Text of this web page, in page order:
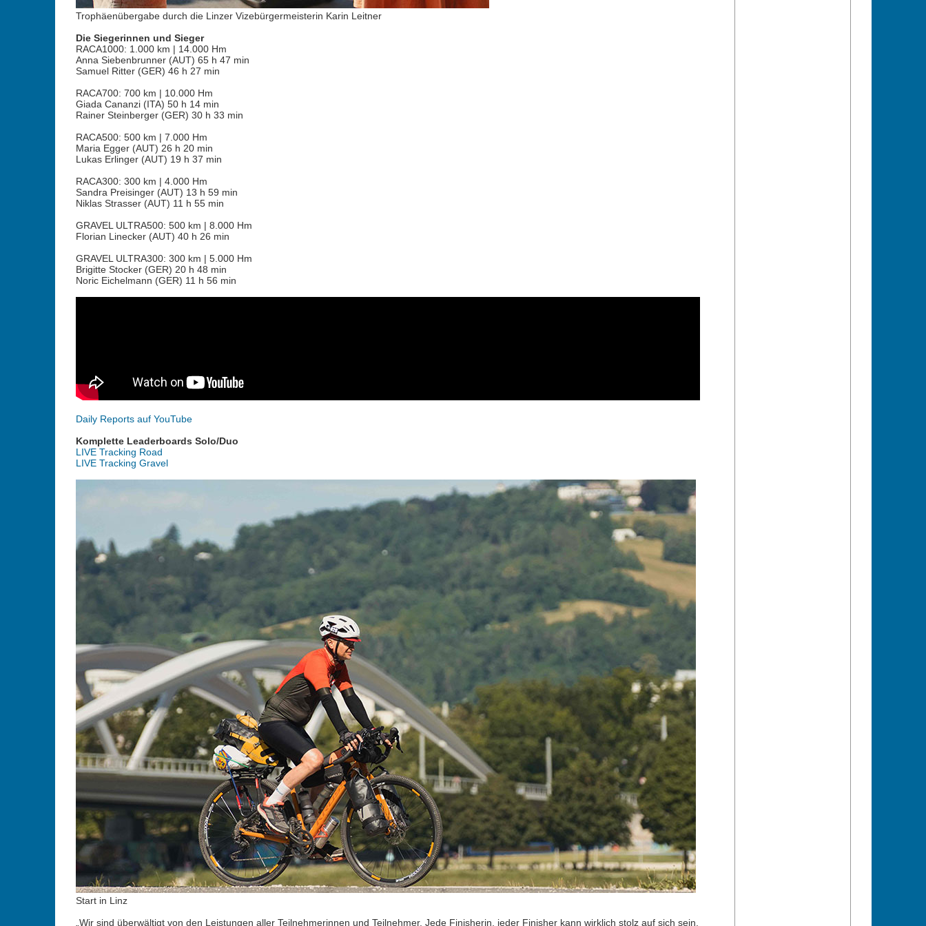
Trophäenübergabe durch die Linzer Vizebürgermeisterin Karin Leitner
Die Siegerinnen und Sieger
RACA1000: 1.000 km | 14.000 Hm
Anna Siebenbrunner (AUT) 65 h 47 min
Samuel Ritter (GER) 46 h 27 min
RACA700: 700 km | 10.000 Hm
Giada Cananzi (ITA) 50 h 14 min
Rainer Steinberger (GER) 30 h 33 min
RACA500: 500 km | 7.000 Hm
Maria Egger (AUT) 26 h 20 min
Lukas Erlinger (AUT) 19 h 37 min
RACA300: 300 km | 4.000 Hm
Sandra Preisinger (AUT) 13 h 59 min
Niklas Strasser (AUT) 11 h 55 min
GRAVEL ULTRA500: 500 km | 8.000 Hm
Florian Linecker (AUT) 40 h 26 min
GRAVEL ULTRA300: 300 km | 5.000 Hm
Brigitte Stocker (GER) 20 h 48 min
Noric Eichelmann (GER) 11 h 56 min
Daily Reports auf YouTube
Komplette Leaderboards Solo/Duo
LIVE Tracking Road
LIVE Tracking Gravel
Start in Linz
„Wir sind überwältigt von den Leistungen aller Teilnehmerinnen und Teilnehmer. Jede Finisherin, jeder Finisher kann wirklich stolz auf sich sein.